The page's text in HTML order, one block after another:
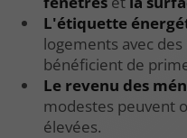
L'étiquette
logements avec des
bénéficient de
Le revenu des
modestes peuvent
élevées.